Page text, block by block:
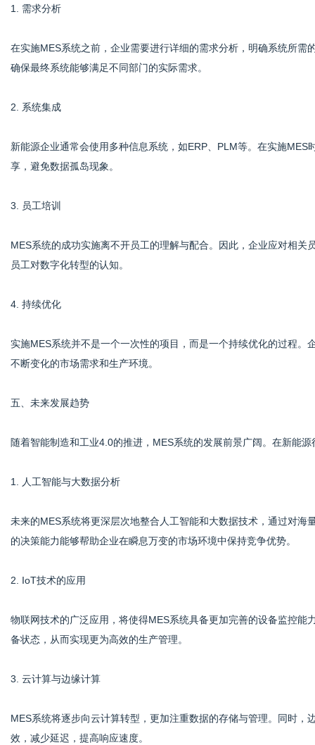
1. 需求分析
在实施MES系统之前，企业需要进行详细的需求分析，明确系统所
确保最终系统能够满足不同部门的实际需求。
2. 系统集成
新能源企业通常会使用多种信息系统，如ERP、PLM等。在实施
享，避免数据孤岛现象。
3. 员工培训
MES系统的成功实施离不开员工的理解与配合。因此，企业应对相
员工对数字化转型的认知。
4. 持续优化
实施MES系统并不是一个一次性的项目，而是一个持续优化的过程
不断变化的市场需求和生产环境。
五、未来发展趋势
随着智能制造和工业4.0的推进，MES系统的发展前景广阔。在新能
1. 人工智能与大数据分析
未来的MES系统将更深层次地整合人工智能和大数据技术，通过对
的决策能力能够帮助企业在瞬息万变的市场环境中保持竞争优势。
2. IoT技术的应用
物联网技术的广泛应用，将使得MES系统具备更加完善的设备监控
备状态，从而实现更为高效的生产管理。
3. 云计算与边缘计算
MES系统将逐步向云计算转型，更加注重数据的存储与管理。同时
效，减少延迟，提高响应速度。